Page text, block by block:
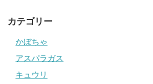
カテゴリー
かぼちゃ
アスパラガス
キュウリ